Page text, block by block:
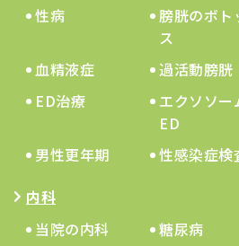
性病
膀胱のボト
ス
血精液症 過活動膀胱
ED治療
エクソソー
ED
男性更年期
性感染症検
内科
当院の内科
糖尿病